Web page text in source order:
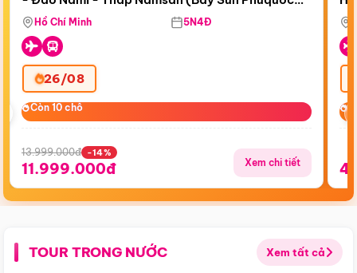
Airways)
Hồ Chí Minh 5N4Đ
26/08
Còn 10 chỗ
Còn 10 chỗ
13.999.000đ -14%
11.999.000đ Xem chi tiết
TOUR TRONG NƯỚC Xem tất cả
Điểm nổi bật